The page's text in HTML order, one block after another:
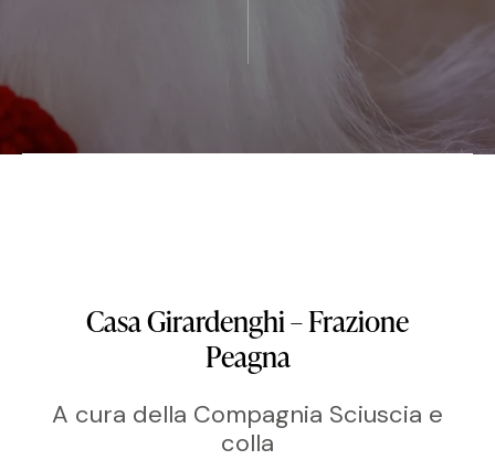
Casa Girardenghi – Frazione
Peagna
A cura della Compagnia Sciuscia e
colla